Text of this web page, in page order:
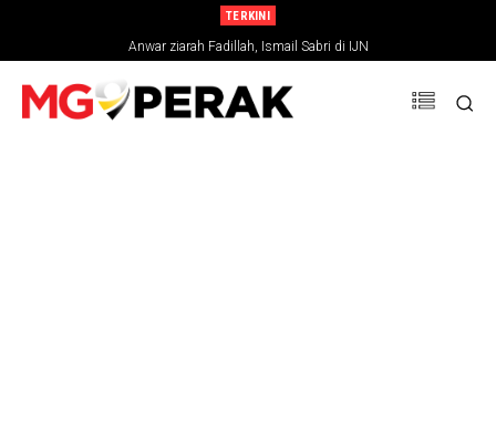
TERKINI
Anwar ziarah Fadillah, Ismail Sabri di IJN